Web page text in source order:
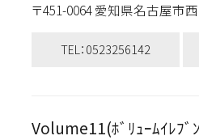
〒451-0064 愛知県名古屋
TEL：0523256142
Volume11(ﾎﾞﾘｭｰﾑｲﾚﾌﾞ